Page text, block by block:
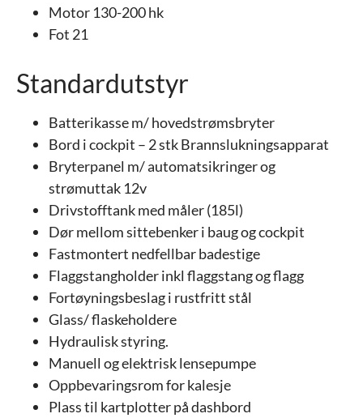
Motor 130-200 hk
Fot 21
Standardutstyr
Batterikasse m/ hovedstrømsbryter
Bord i cockpit – 2 stk Brannslukningsapparat
Bryterpanel m/ automatsikringer og
strømuttak 12v
Drivstofftank med måler (185l)
Dør mellom sittebenker i baug og cockpit
Fastmontert nedfellbar badestige
Flaggstangholder inkl flaggstang og flagg
Fortøyningsbeslag i rustfritt stål
Glass/ flaskeholdere
Hydraulisk styring.
Manuell og elektrisk lensepumpe
Oppbevaringsrom for kalesje
Plass til kartplotter på dashbord